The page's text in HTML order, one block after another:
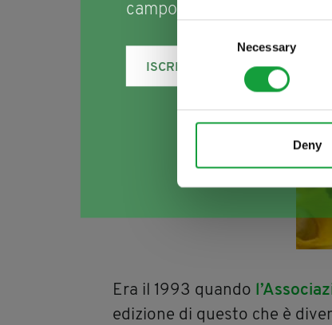
Selection
Necessary
Deny
Era il 1993 quando
edizione di questo che è
campo della ristorazione e
ISCRIVITI